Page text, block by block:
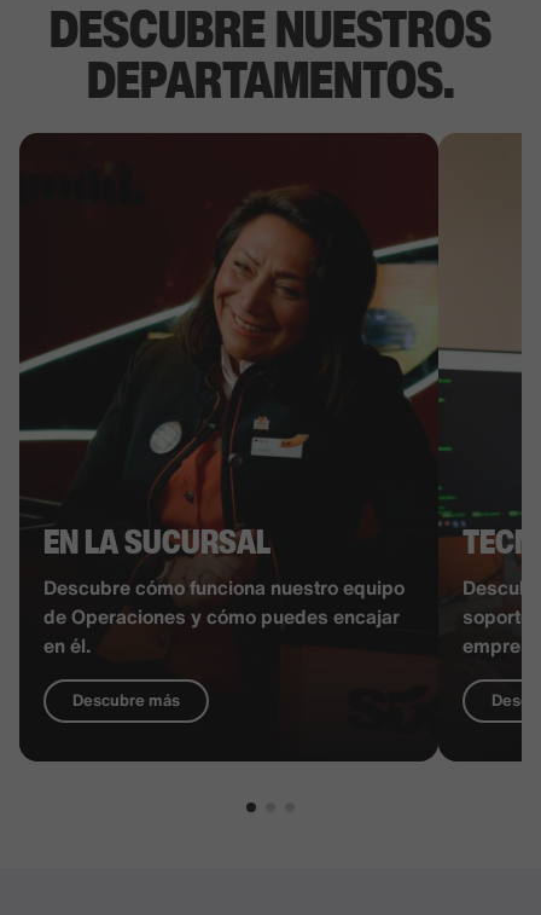
DESCUBRE NUESTROS
DEPARTAMENTOS.
EN LA SUCURSAL
Descubre cómo funciona nuestro equipo
de Operaciones y cómo puedes encajar
en él.
Descubre más
soporte